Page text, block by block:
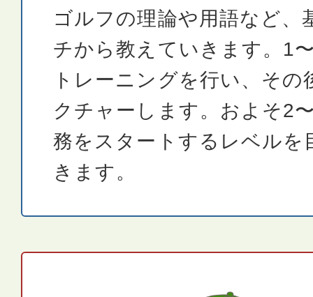
ゴルフの理論や用語など、
チから教えていきます。1
トレーニングを行い、その
クチャーします。およそ2
務をスタートするレベルを
きます。